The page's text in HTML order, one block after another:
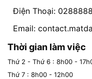
Điện Thoại:
Email:
Thời gian làm việc
Thứ 2 - Thứ 6 : 8h00 -
Thứ 7 : 8h00 - 12h00